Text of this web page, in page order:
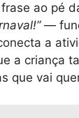
ao pé
—
a
a criança
que vai